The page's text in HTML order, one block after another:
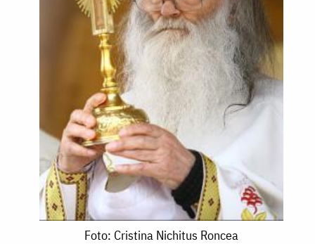
Foto: Cristina Nichitus Roncea